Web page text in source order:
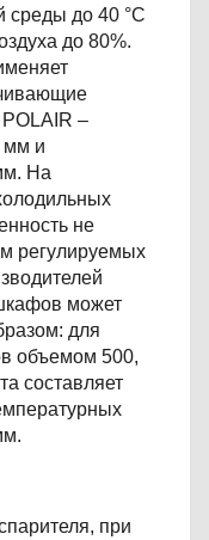
среды до 40 °С
до 80%.
–
мм и
На
не
регулируемых
может
для
объемом 500,
составляет
при